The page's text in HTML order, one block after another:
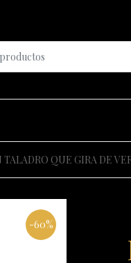
QUE GIRA DE
-60%